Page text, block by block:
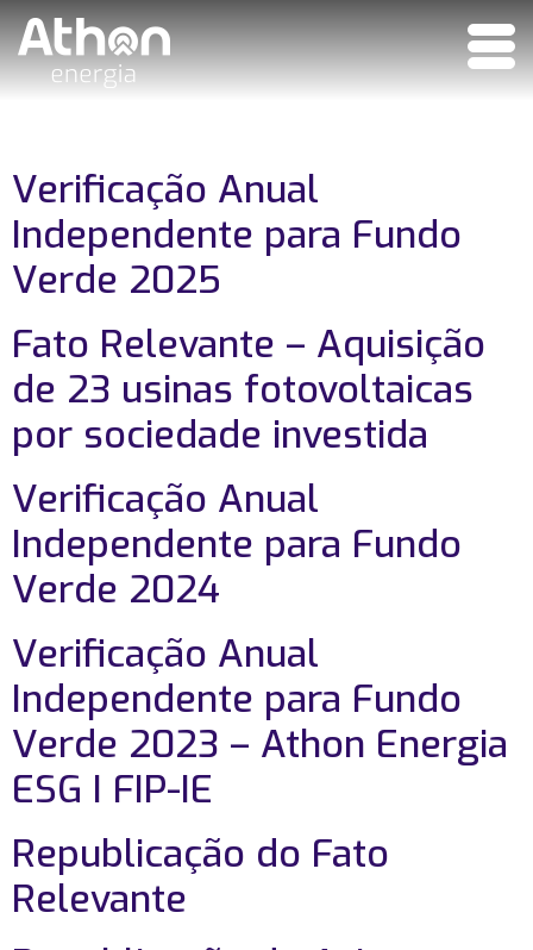
Verificação Anual
Independente para Fundo
Verde 2025
Fato Relevante – Aquisição
de 23 usinas fotovoltaicas
por sociedade investida
Verificação Anual
Independente para Fundo
Verde 2024
Verificação Anual
Independente para Fundo
Verde 2023 – Athon Energia
ESG I FIP-IE
Republicação do Fato
Relevante